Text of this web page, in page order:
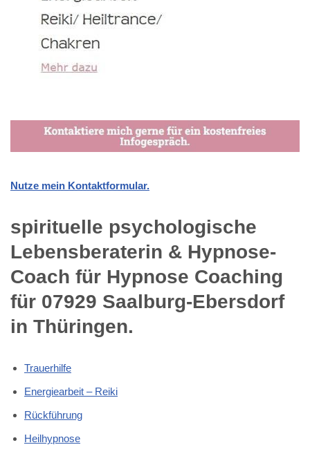
Nutze mein Kontaktformular.
spirituelle psychologische
Lebensberaterin & Hypnose-
Coach für Hypnose Coaching
für 07929 Saalburg-Ebersdorf
in Thüringen.
Trauerhilfe
Energiearbeit – Reiki
Rückführung
Heilhypnose